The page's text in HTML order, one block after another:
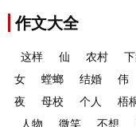
作文大全
这样 仙 农村
女
螳螂 结婚 伟
夜
母校 个人 梧
人物
微笑 不想